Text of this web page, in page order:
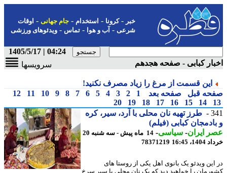
-کرونا-استخدام- جام جهانی-اوقات
شرعی-آب و هوا-تماس-ویدئوهای ورزشی
04:24 | 1405/5/17
کبابی - صفحه هجدهم
سرویسها
این قسمت از مرغ را زیاد مصرف نکنید!
قبل صفحه بعد 1
2
3
4
5
6
7
8
9
10
11
12
14
15
16
17
18
19
20
طرز تهیه نان محلی با آرد، سیر، کره
کبابی (فیلم)
ایران- سیاسی-
14 ماه پیش - سه شنبه 20
16:45
78371219
ویدئو یک بانوی اهل یکی از روستا های
را خواهید دید که یک نان محلی با سیر سرخ